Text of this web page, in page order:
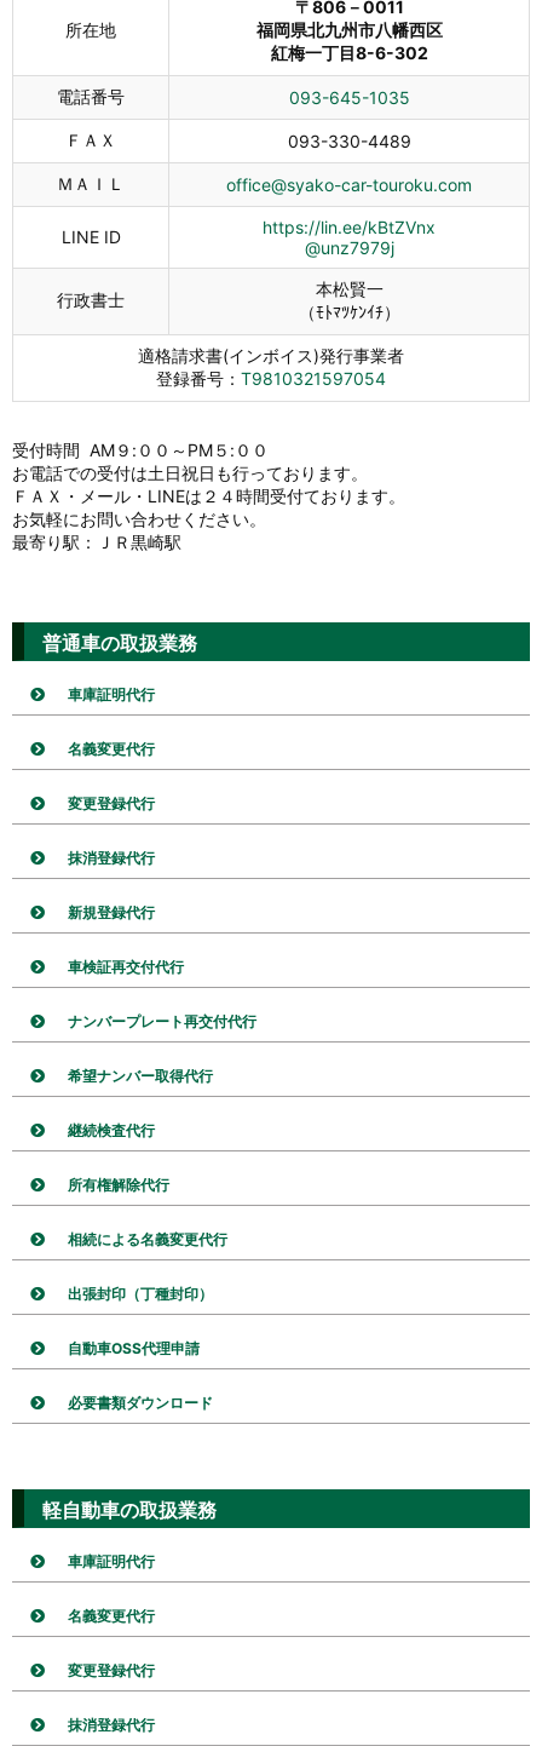
所在地
〒806－0011
福岡県北九州市八幡西区
紅梅一丁目8-6-302
電話番号 093-645-1035
ＦＡＸ 093-330-4489
ＭＡＩＬ office@syako-car-touroku.com
LINE ID
https://lin.ee/kBtZVnx
@unz7979j
行政書士
本松賢一
（ﾓﾄﾏﾂｹﾝｲﾁ）
適格請求書(インボイス)発行事業者
登録番号： T9810321597054
受付時間 AM９:００～PM５:００
お電話での受付は土日祝日も行っております。
ＦＡＸ・メール・LINEは２４時間受付ております。
お気軽にお問い合わせください。
最寄り駅：ＪＲ黒崎駅
普通車の取扱業務
車庫証明代行
名義変更代行
変更登録代行
抹消登録代行
新規登録代行
車検証再交付代行
ナンバープレート再交付代行
希望ナンバー取得代行
継続検査代行
所有権解除代行
相続による名義変更代行
出張封印（丁種封印）
自動車OSS代理申請
必要書類ダウンロード
軽自動車の取扱業務
車庫証明代行
名義変更代行
変更登録代行
抹消登録代行